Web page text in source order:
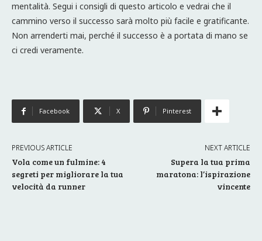
mentalità. Segui i consigli di questo articolo e vedrai che il
cammino verso il successo sarà molto più facile e gratificante.
Non arrenderti mai, perché il successo è a portata di mano se
ci credi veramente.
Facebook X Pinterest
PREVIOUS ARTICLE
Vola come un fulmine: 4
segreti per migliorare la tua
velocità da runner
NEXT ARTICLE
Supera la tua prima
maratona: l’ispirazione
vincente